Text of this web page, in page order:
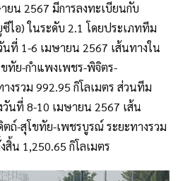
ยน 2567 มีการลงทะเบียนกับ
อ) ในระดับ 2.1 โดยประเภททีม
ที่ 1-6 เมษายน 2567 เส้นทางใน
ทัย-กำแพงเพชร-พิจิตร-
งรวม 992.95 กิโลเมตร ส่วนทีม
นที่ 8-10 เมษายน 2567 เส้น
ถ์-สุโขทัย-เพชรบูรณ์ ระยะทางรวม
สิ้น 1,250.65 กิโลเมตร